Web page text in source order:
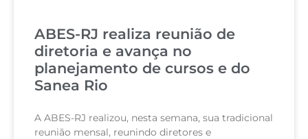
ABES-RJ realiza reunião de
diretoria e avança no
planejamento de cursos e do
Sanea Rio
A ABES-RJ realizou, nesta semana, sua tradicional
reunião mensal, reunindo diretores e